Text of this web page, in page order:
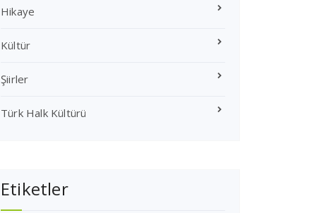
Hikaye
Kültür
Şiirler
Türk Halk Kültürü
Etiketler